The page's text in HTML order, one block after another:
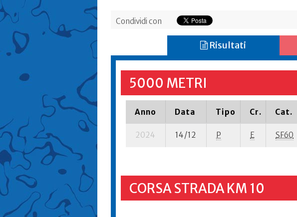
Condividi con
Risultati
5000 METRI
Anno Data Tipo Cr. Cat.
2024 14/12 P E SF60
CORSA STRADA KM 10